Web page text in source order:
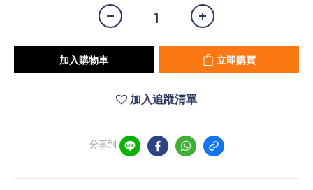
加入購物車 立即購買
加入追蹤清單
分享到